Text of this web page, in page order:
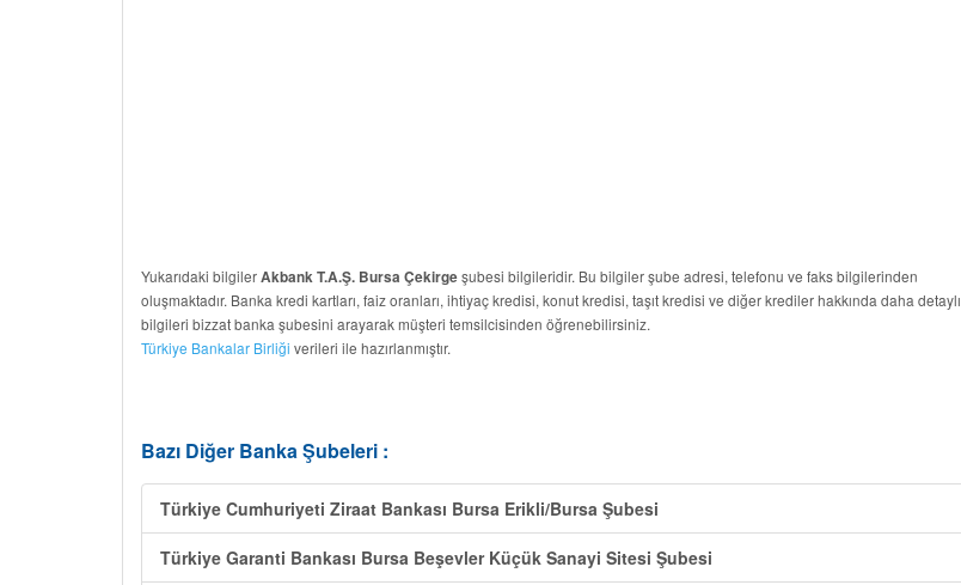
Yukarıdaki bilgilerAkbank T.A.Ş. Bursa Çekirgeşubesi bilgileridir. Bu bilgiler şube adresi, telefonu ve faks bilgilerinden
oluşmaktadır. Banka kredi kartları, faiz oranları, ihtiyaç kredisi, konut kredisi, taşıt kredisi ve diğer krediler hakkında daha detaylı
bilgileri bizzat banka şubesini arayarak müşteri temsilcisinden öğrenebilirsiniz.
Türkiye Bankalar Birliği verileri ile hazırlanmıştır.
Bazı Diğer Banka Şubeleri :
Türkiye Cumhuriyeti Ziraat Bankası Bursa Erikli/Bursa Şubesi
Türkiye Garanti Bankası Bursa Beşevler Küçük Sanayi Sitesi Şubesi